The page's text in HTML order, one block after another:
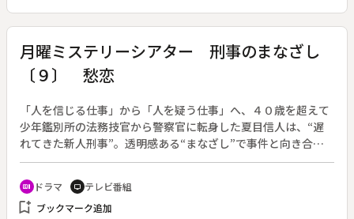
所後は旧国鉄社員として、戦後の復興に加わった。番組では、
樽本さんの半生を辿ることにより、「戦争は人間に何を強いる
か」そして「あの時の日本人」を探る。テレビ西日本開局５５
周年記念特別番組。
月曜ミステリーシアター 刑事のまなざし
〔９〕 愁恋
「人を信じる仕事」から「人を疑う仕事」へ、４０歳を超えて
少年鑑別所の法務技官から警察官に転身した夏目信人は、“遅
れてきた新人刑事”。透明感ある“まなざし”で事件と向き合う
夏目刑事の活躍を描く。原作：薬丸岳。（２０１３年１０月７
日～１２月１６日放送、全１１回）◆第９回。東池袋署管内で
振り込め詐欺が関連したひき逃げ事件が発生。夏目（椎名桔
平）と福森（松重豊）は事情を聞くために、被害者の入院して
recent_actors ドラマ tv テレビ番組
bookmark_add ブックマーク追加